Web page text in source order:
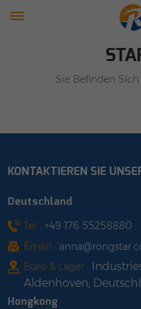
Sie Befinden Sich
KONTAKTIEREN SIE
Deutschland
Tel : +49 176 55258880
Email :
Büro & Lager :
Aldenhoven,
Hongkong